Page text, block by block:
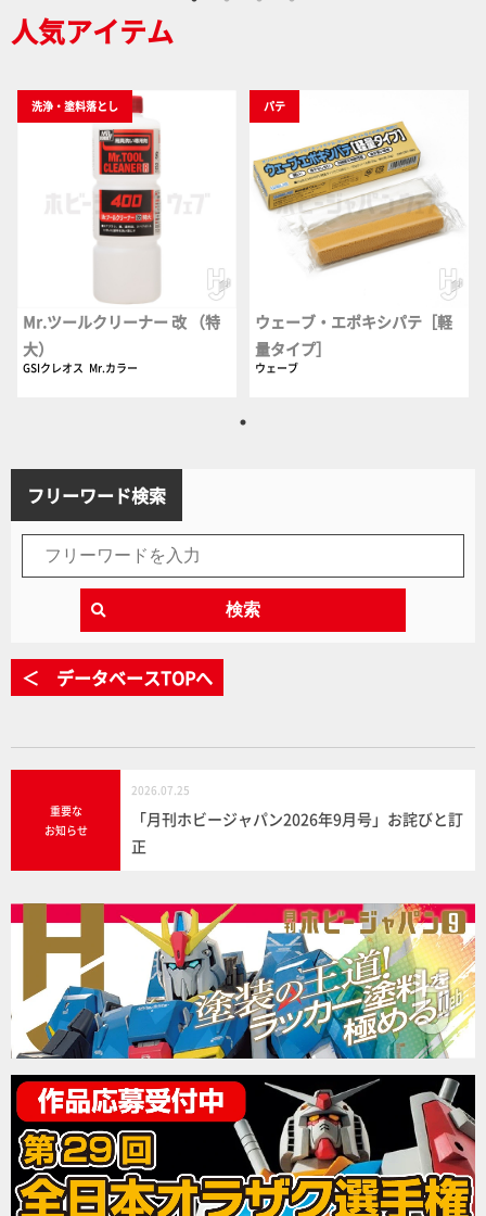
人気アイテム
洗浄・塗料落とし
Mr.ツールクリーナー 改 （特
大）
GSIクレオス Mr.カラー
パテ
ウェーブ・エポキシパテ［軽
量タイプ］
ウェーブ
フリーワード検索
検索
＜ データベースTOPへ
重要な
お知らせ
2026.07.25
「月刊ホビージャパン2026年9月号」お詫びと訂
正